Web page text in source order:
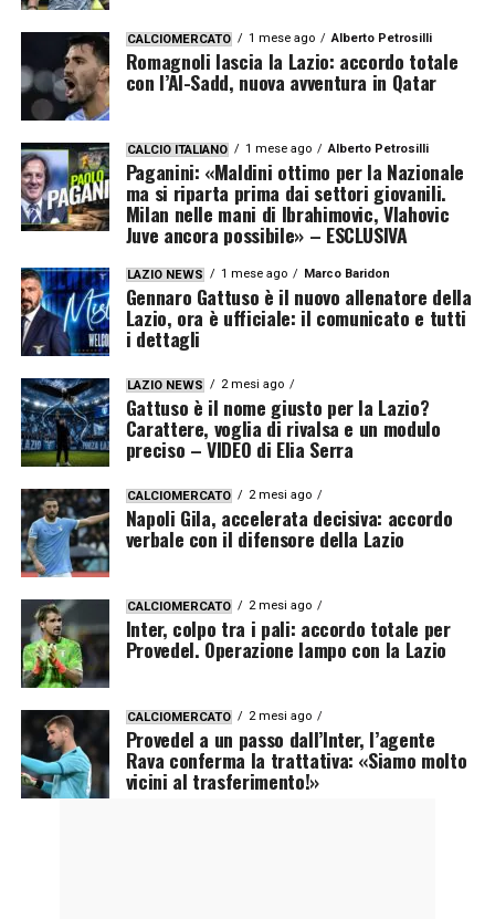
CALCIOMERCATO 1 mese ago Alberto Petrosilli
Romagnoli lascia la Lazio: accordo totale
con l’Al-Sadd, nuova avventura in Qatar
CALCIO ITALIANO 1 mese ago Alberto Petrosilli
Paganini: «Maldini ottimo per la Nazionale
ma si riparta prima dai settori giovanili.
Milan nelle mani di Ibrahimovic, Vlahovic
Juve ancora possibile» – ESCLUSIVA
LAZIO NEWS 1 mese ago Marco Baridon
Gennaro Gattuso è il nuovo allenatore della
Lazio, ora è ufficiale: il comunicato e tutti
i dettagli
LAZIO NEWS 2 mesi ago
Gattuso è il nome giusto per la Lazio?
Carattere, voglia di rivalsa e un modulo
preciso – VIDEO di Elia Serra
CALCIOMERCATO 2 mesi ago
Napoli Gila, accelerata decisiva: accordo
verbale con il difensore della Lazio
CALCIOMERCATO 2 mesi ago
Inter, colpo tra i pali: accordo totale per
Provedel. Operazione lampo con la Lazio
CALCIOMERCATO 2 mesi ago
Provedel a un passo dall’Inter, l’agente
Rava conferma la trattativa: «Siamo molto
vicini al trasferimento!»